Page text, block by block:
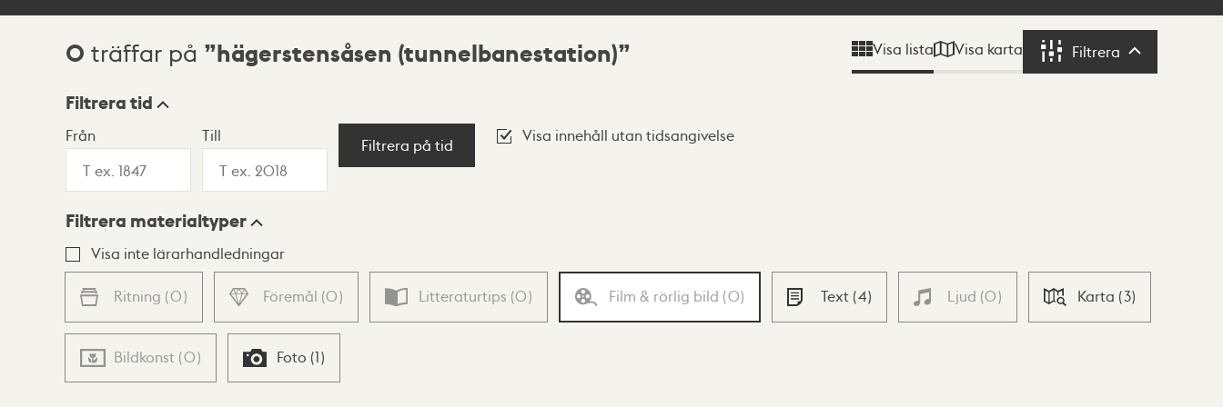
Sökresultat
0 träffar på hägerstensåsen (tunnelbanestation) Visa lista Visa karta Filtrera Filtrera
Visningsläge
Lista Karta
Filtrera tid
Från Till
Filtrera på tid
Visa innehåll utan tidsangivelse
Filtrera materialtyper
Visa inte lärarhandledningar
Ritning (0) Föremål (0) Litteraturtips (0) Film & rörlig bild (0) Text (4) Ljud (0) Karta (3)
Bildkonst (0) Foto (1)